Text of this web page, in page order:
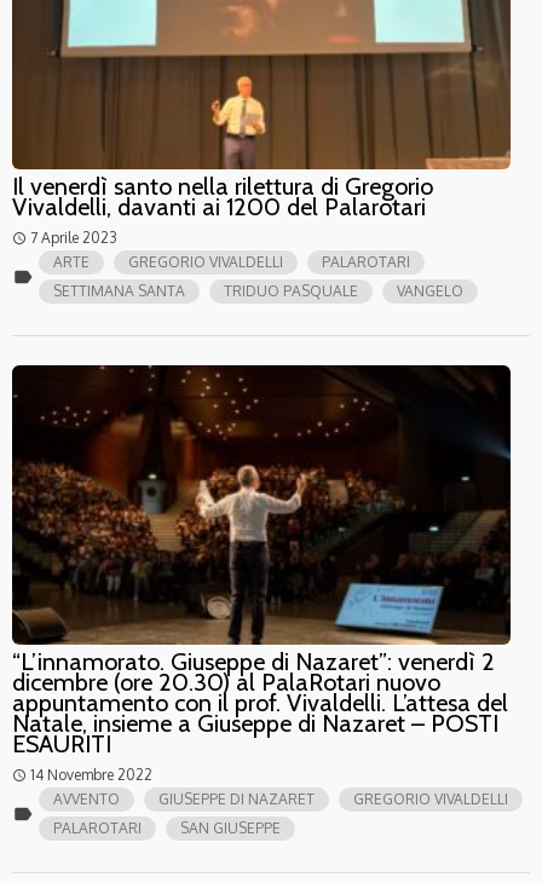
Il venerdì santo nella rilettura di Gregorio
Vivaldelli, davanti ai 1200 del Palarotari
access_time 7 Aprile 2023
label
ARTE GREGORIO VIVALDELLI
PALAROTARI
SETTIMANA SANTA
TRIDUO PASQUALE VANGELO
“L’innamorato. Giuseppe di Nazaret”: venerdì 2
dicembre (ore 20.30) al PalaRotari nuovo
appuntamento con il prof. Vivaldelli. L’attesa del
Natale, insieme a Giuseppe di Nazaret – POSTI
ESAURITI
access_time 14 Novembre 2022
label
AVVENTO GIUSEPPE DI NAZARET
GREGORIO VIVALDELLI
PALAROTARI
SAN GIUSEPPE